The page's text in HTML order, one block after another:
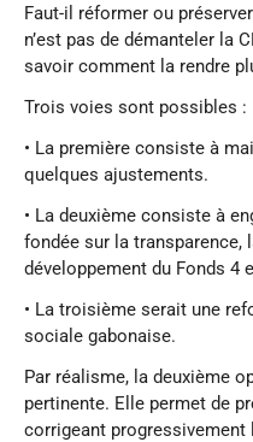
Faut-il réformer ou
n’est pas de démanteler la
savoir comment la rendre
Trois voies sont possibles :
• La première consiste à
quelques ajustements.
• La deuxième consiste à
fondée sur la transparence,
développement du Fonds 4
• La troisième serait une
sociale gabonaise.
Par réalisme, la deuxième
pertinente. Elle permet de
corrigeant